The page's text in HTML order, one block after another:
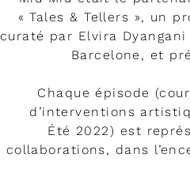
« Tales & Tellers », un
curaté par Elvira
Barcelone, et
Chaque épisode
d’interventions
Été 2022) est
collaborations, dans